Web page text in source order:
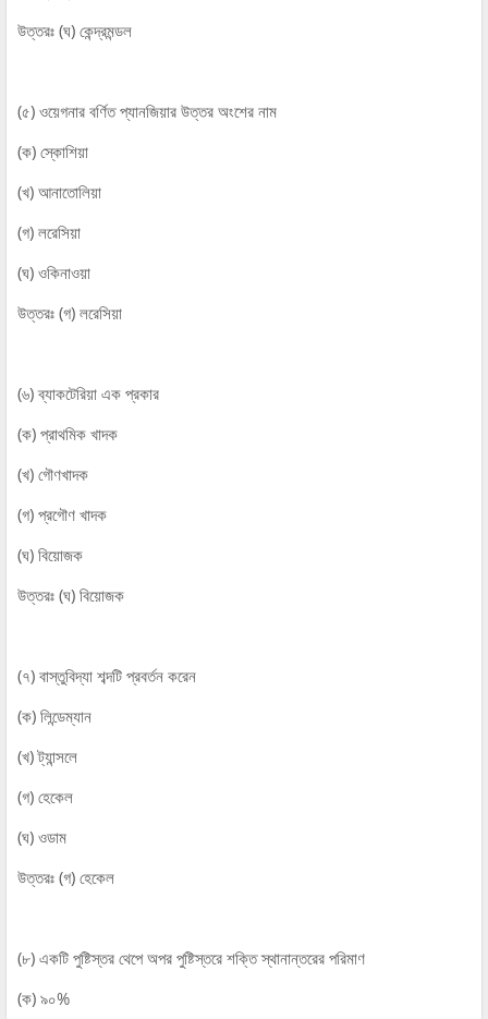
উত্তরঃ (ঘ) কেন্দ্রমন্ডল
(৫) ওয়েগনার বর্ণিত প্যানজিয়ার উত্তর অংশের নাম
(ক) স্কোশিয়া
(খ) আনাতোলিয়া
(গ) লরেসিয়া
(ঘ) ওকিনাওয়া
উত্তরঃ (গ) লরেসিয়া
(৬) ব্যাকটেরিয়া এক প্রকার
(ক) প্রাথমিক খাদক
(খ) গৌণখাদক
(গ) প্রগৌণ খাদক
(ঘ) বিয়োজক
উত্তরঃ (ঘ) বিয়োজক
(৭) বাস্তুবিদ্যা শব্দটি প্রবর্তন করেন
(ক) লিন্ডেম্যান
(খ) ট্যান্সলে
(গ) হেকেল
(ঘ) ওডাম
উত্তরঃ (গ) হেকেল
(৮) একটি পুষ্টিস্তর থেপে অপর পুষ্টিস্তরে শক্তি স্থানান্তরের পরিমাণ
(ক) ৯০%